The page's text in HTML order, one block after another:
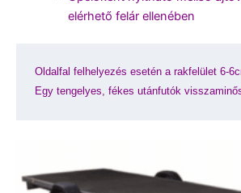
elérhető felár ellenében
Oldalfal felhelyezés esetén a rakfelület 6-
Egy tengelyes, fékes utánfutók